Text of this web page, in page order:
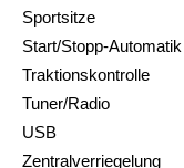
Sportsitze
Start/Stopp-Automatik
Traktionskontrolle
Tuner/Radio
USB
Zentralverriegelung